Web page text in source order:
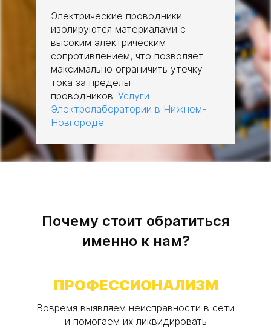
Электрические проводники
изолируются материалами с
высоким электрическим
сопротивлением, что позволяет
максимально ограничить утечку
тока за пределы
проводников. Услуги
Электролаборатории в Нижнем-
Новгороде.
Почему стоит обратиться
именно к нам?
ПРОФЕССИОНАЛИЗМ
Вовремя выявляем неисправности в сети
и помогаем их ликвидировать